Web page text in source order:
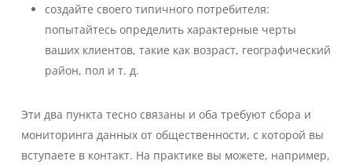
создайте своего типичного потребителя:
попытайтесь определить характерные черты
ваших клиентов, такие как возраст, географический
район, пол и т. д.
Эти два пункта тесно связаны и оба требуют сбора и
мониторинга данных от общественности, с которой вы
вступаете в контакт. На практике вы можете, например,